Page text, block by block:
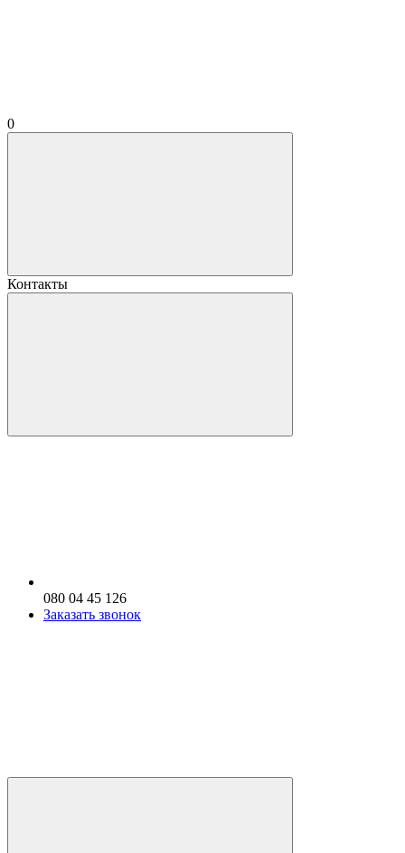
0
Контакты
080 04 45 126
Заказать звонок